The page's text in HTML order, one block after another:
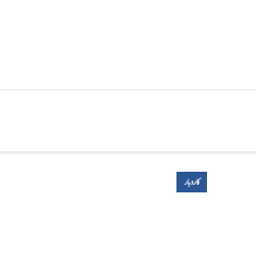
کاروبار